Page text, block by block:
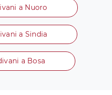
a Nuoro
a Sindia
a Bosa